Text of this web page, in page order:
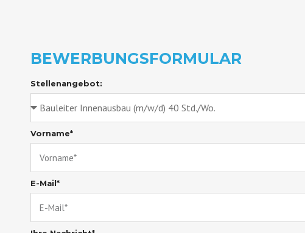
BEWERBUNGSFORMULAR
Stellenangebot:
Vorname*
E-Mail*